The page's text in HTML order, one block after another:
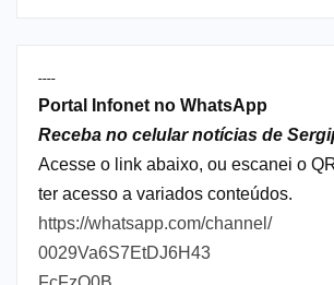
----
Portal Infonet no WhatsApp
Receba no celular notícias de
Acesse o link abaixo, ou escanei o
ter acesso a variados conteúdos.
https://whatsapp.com/channel/
0029Va6S7EtDJ6H43